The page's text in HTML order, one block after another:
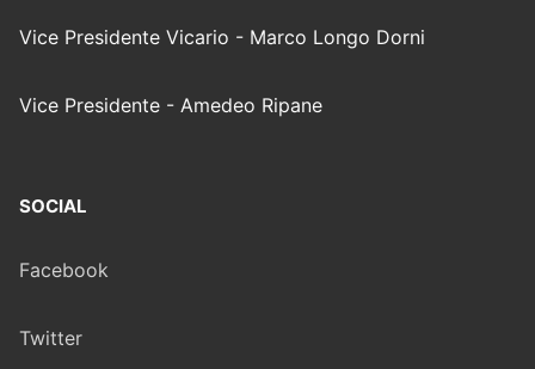
Vice Presidente Vicario - Marco Longo Dorni
Vice Presidente - Amedeo Ripane
SOCIAL
Facebook
Twitter